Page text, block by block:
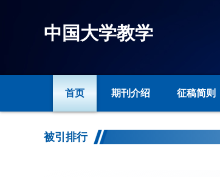
中国大学教学
首页 期刊介绍 征稿简则
被引排行